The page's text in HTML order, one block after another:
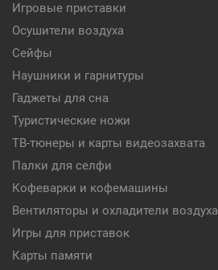
Игровые приставки
Осушители воздуха
Сейфы
Наушники и гарнитуры
Гаджеты для сна
Туристические ножи
ТВ-тюнеры и карты видеозахвата
Палки для селфи
Кофеварки и кофемашины
Вентиляторы и охладители воздуха
Игры для приставок
Карты памяти